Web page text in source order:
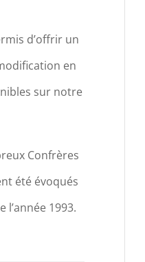
d’offrir un
en
sur notre
Confrères
été évoqués
1993.